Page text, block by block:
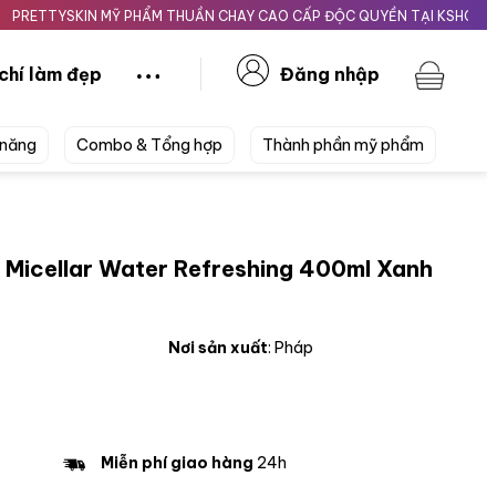
MỸ PHẨM THUẦN CHAY CAO CẤP ĐỘC QUYỀN TẠI
làm đẹp Đăng nhập
Combo & Tổng hợp Thành phần mỹ phẩm
Water Refreshing 400ml Xanh
Nơi sản xuất: Pháp
Miễn phí giao hàng 24h